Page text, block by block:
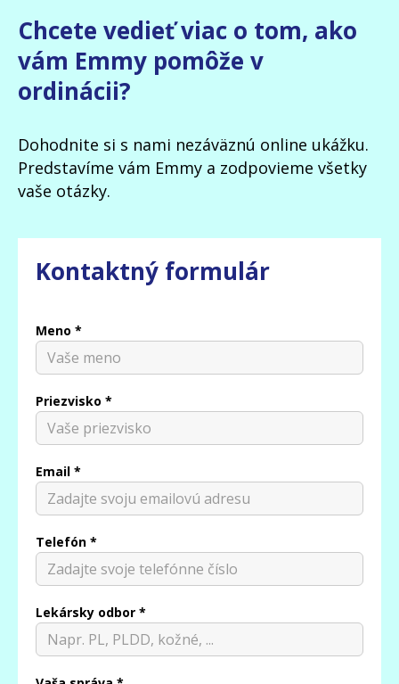
Chcete vedieť viac o tom, ako
vám Emmy pomôže v
ordinácii?
Dohodnite si s nami nezáväznú online ukážku.
Predstavíme vám Emmy a zodpovieme všetky
vaše otázky.
Kontaktný formulár
Meno *
Priezvisko *
Email *
Telefón *
Lekársky odbor *